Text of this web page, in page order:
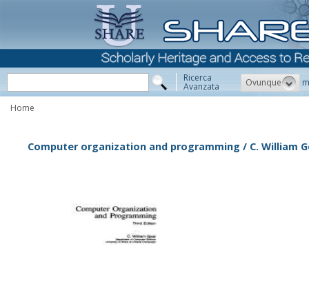
Ricerca
Avanzata Ovunque
Home
Computer organization and programming / C. William